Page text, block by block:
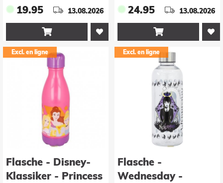
19.95 13.08.2026

24.95 13.08.2026

Excl. en ligne
Flasche - Disney-
Klassiker - Princess
Excl. en ligne
Flasche -
Wednesday -